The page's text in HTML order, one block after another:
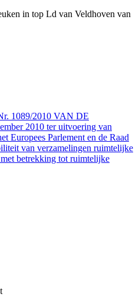
in top Ld van Veldhoven van
1089/2010 VAN DE
2010 ter uitvoering van
Europees Parlement en de Raad
van verzamelingen ruimtelijke
betrekking tot ruimtelijke